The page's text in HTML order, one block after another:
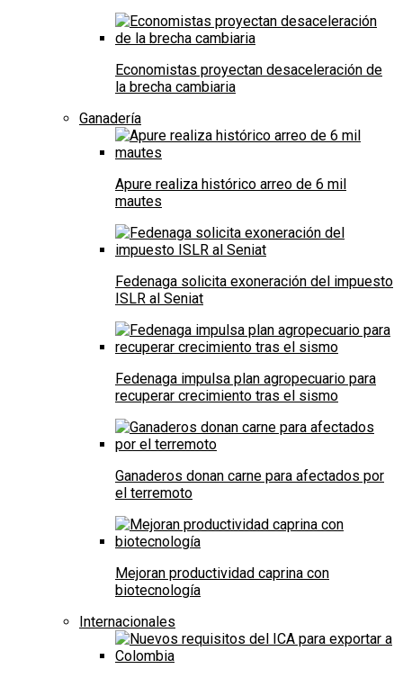
Economistas proyectan desaceleración de
la brecha cambiaria
Ganadería
Apure realiza histórico arreo de 6 mil
mautes
Fedenaga solicita exoneración del impuesto
ISLR al Seniat
Fedenaga impulsa plan agropecuario para
recuperar crecimiento tras el sismo
Ganaderos donan carne para afectados por
el terremoto
Mejoran productividad caprina con
biotecnología
Internacionales